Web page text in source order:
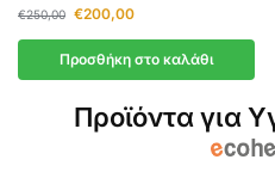
€250,00 €200,00
Προσθήκη στο καλάθι
Προϊόντα για